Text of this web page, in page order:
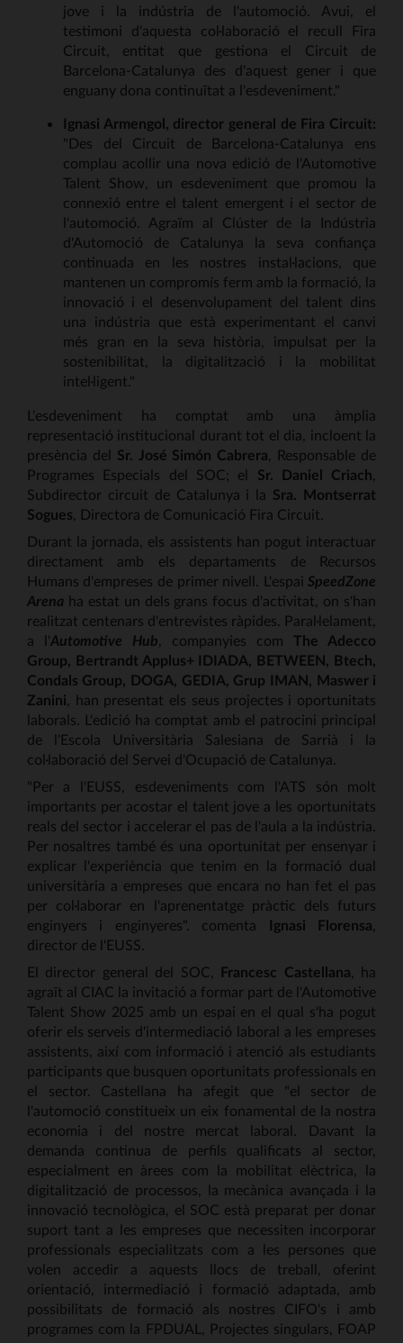
jove i la indústria de l'automoció. Avui, el
testimoni d'aquesta col·laboració el recull Fira
Circuit, entitat que gestiona el Circuit de
Barcelona-Catalunya des d'aquest gener i que
enguany dona continuïtat a l'esdeveniment."
Ignasi Armengol, director general de Fira Circuit:
"Des del Circuit de Barcelona-Catalunya ens
complau acollir una nova edició de l'Automotive
Talent Show, un esdeveniment que promou la
connexió entre el talent emergent i el sector de
l'automoció. Agraïm al Clúster de la Indústria
d'Automoció de Catalunya la seva confiança
continuada en les nostres instal·lacions, que
mantenen un compromís ferm amb la formació, la
innovació i el desenvolupament del talent dins
una indústria que està experimentant el canvi
més gran en la seva història, impulsat per la
sostenibilitat, la digitalització i la mobilitat
intel·ligent."
L'esdeveniment ha comptat amb una àmplia
representació institucional durant tot el dia, incloent la
presència del Sr. José Simón Cabrera, Responsable de
Programes Especials del SOC; el Sr. Daniel Criach,
Subdirector circuit de Catalunya i la Sra. Montserrat
Sogues, Directora de Comunicació Fira Circuit.
Durant la jornada, els assistents han pogut interactuar
directament amb els departaments de Recursos
Humans d'empreses de primer nivell. L'espaiSpeedZone
Arenaha estat un dels grans focus d'activitat, on s'han
realitzat centenars d'entrevistes ràpides. Paral·lelament,
a l'Automotive Hub, companyies comThe Adecco
Group, Bertrandt Applus+ IDIADA, BETWEEN, Btech,
Condals Group, DOGA, GEDIA, Grup IMAN, Maswer i
Zanini, han presentat els seus projectes i oportunitats
laborals. L'edició ha comptat amb el patrocini principal
de l'Escola Universitària Salesiana de Sarrià i la
col·laboració del Servei d'Ocupació de Catalunya.
"Per a l'EUSS, esdeveniments com l'ATS són molt
importants per acostar el talent jove a les oportunitats
reals del sector i accelerar el pas de l'aula a la indústria.
Per nosaltres també és una oportunitat per ensenyar i
explicar l'experiència que tenim en la formació dual
universitària a empreses que encara no han fet el pas
per col·laborar en l'aprenentatge pràctic dels futurs
enginyers i enginyeres". comenta Ignasi Florensa,
director de l'EUSS.
El director general del SOC, Francesc Castellana, ha
agraït al CIAC la invitació a formar part de l'Automotive
Talent Show 2025 amb un espai en el qual s'ha pogut
oferir els serveis d'intermediació laboral a les empreses
assistents, així com informació i atenció als estudiants
participants que busquen oportunitats professionals en
el sector. Castellana ha afegit que "el sector de
l'automoció constitueix un eix fonamental de la nostra
economia i del nostre mercat laboral. Davant la
demanda continua de perfils qualificats al sector,
especialment en àrees com la mobilitat elèctrica, la
digitalització de processos, la mecànica avançada i la
innovació tecnològica, el SOC està preparat per donar
suport tant a les empreses que necessiten incorporar
professionals especialitzats com a les persones que
volen accedir a aquests llocs de treball, oferint
orientació, intermediació i formació adaptada, amb
possibilitats de formació als nostres CIFO's i amb
programes com la FPDUAL, Projectes singulars, FOAP